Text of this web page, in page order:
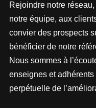
Rejoindre notre
notre équipe, aux
convier des prospects
bénéficier de notre
Nous sommes à
enseignes et
perpétuelle de